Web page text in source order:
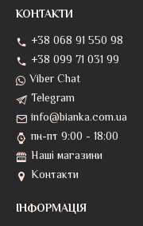
КОНТАКТИ
+38 068 91 550 98
+38 099 71 031 99
Viber Chat
Telegram
info@bianka.com.ua
пн-пт 9:00 - 18:00
Наші магазини
Контакти
ІНФОРМАЦІЯ